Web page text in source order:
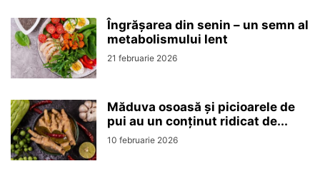
Îngrășarea din senin – un semn al
metabolismului lent
21 februarie 2026
Măduva osoasă și picioarele de
pui au un conținut ridicat de...
10 februarie 2026